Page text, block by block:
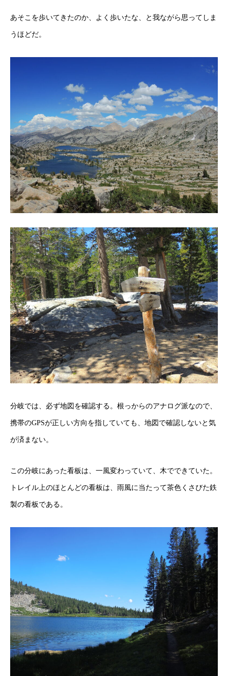
あそこを歩いてきたのか、よく歩いたな、と我ながら思ってしま
うほどだ。
分岐では、必ず地図を確認する。根っからのアナログ派なので、
携帯のGPSが正しい方向を指していても、地図で確認しないと気
が済まない。
この分岐にあった看板は、一風変わっていて、木でできていた。
トレイル上のほとんどの看板は、雨風に当たって茶色くさびた鉄
製の看板である。